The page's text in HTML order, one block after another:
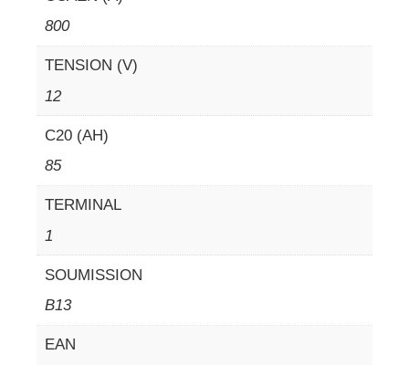
800
TENSION (V)
12
C20 (AH)
85
TERMINAL
1
SOUMISSION
B13
EAN